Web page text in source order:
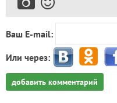
Ваш E-mail:
Или через:
добавить комментарий